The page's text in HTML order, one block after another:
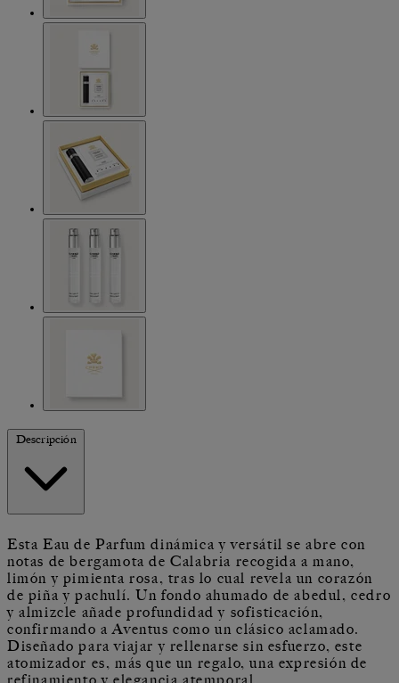
Descripción
Esta Eau de Parfum dinámica y versátil se abre con
notas de bergamota de Calabria recogida a mano,
limón y pimienta rosa, tras lo cual revela un corazón
de piña y pachulí. Un fondo ahumado de abedul, cedro
y almizcle añade profundidad y sofisticación,
confirmando a Aventus como un clásico aclamado.
Diseñado para viajar y rellenarse sin esfuerzo, este
atomizador es, más que un regalo, una expresión de